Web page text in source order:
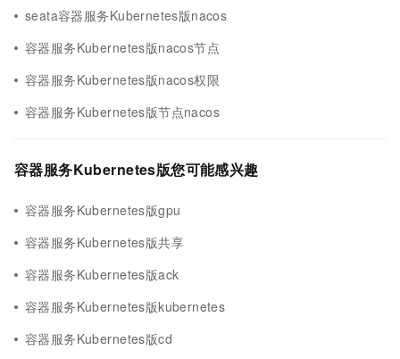
seata容器服务Kubernetes版nacos
容器服务Kubernetes版nacos节点
容器服务Kubernetes版nacos权限
容器服务Kubernetes版节点nacos
容器服务Kubernetes版您可能感兴趣
容器服务Kubernetes版gpu
容器服务Kubernetes版共享
容器服务Kubernetes版ack
容器服务Kubernetes版kubernetes
容器服务Kubernetes版cd